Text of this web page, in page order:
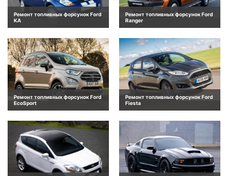
Ремонт топливных форсунок Ford
KA
Ремонт топливных форсунок Ford
Ranger
Ремонт топливных форсунок Ford
EcoSport
Ремонт топливных форсунок Ford
Fiesta